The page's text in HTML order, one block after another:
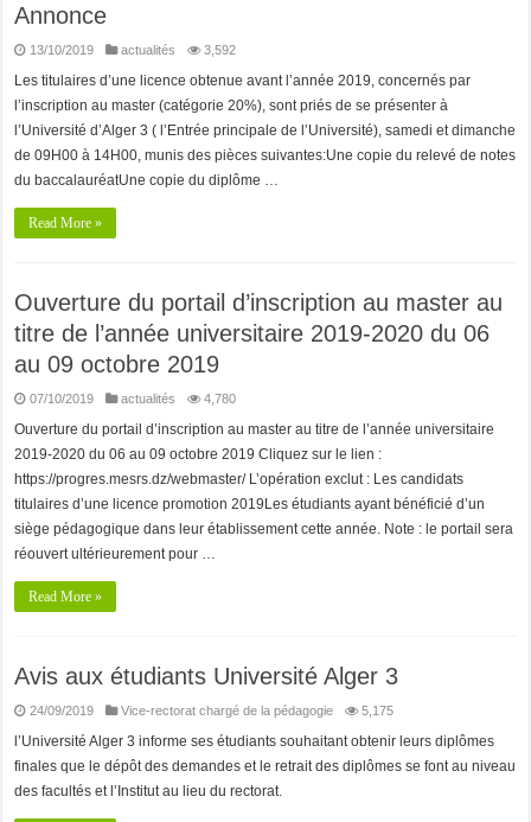
Annonce
13/10/2019 actualités 3,592
Les titulaires d’une licence obtenue avant l’année 2019, concernés par
l’inscription au master (catégorie 20%), sont priés de se présenter à
l’Université d’Alger 3 ( l’Entrée principale de l’Université), samedi et dimanche
de 09H00 à 14H00, munis des pièces suivantes:Une copie du relevé de notes
du baccalauréatUne copie du diplôme …
Read More »
Ouverture du portail d’inscription au master au
titre de l’année universitaire 2019-2020 du 06
au 09 octobre 2019
07/10/2019 actualités 4,780
Ouverture du portail d’inscription au master au titre de l’année universitaire
2019-2020 du 06 au 09 octobre 2019 Cliquez sur le lien :
https://progres.mesrs.dz/webmaster/ L’opération exclut : Les candidats
titulaires d’une licence promotion 2019Les étudiants ayant bénéficié d’un
siège pédagogique dans leur établissement cette année. Note : le portail sera
réouvert ultérieurement pour …
Read More »
Avis aux étudiants Université Alger 3
24/09/2019 Vice-rectorat chargé de la pédagogie 5,175
l’Université Alger 3 informe ses étudiants souhaitant obtenir leurs diplômes
finales que le dépôt des demandes et le retrait des diplômes se font au niveau
des facultés et l’Institut au lieu du rectorat.